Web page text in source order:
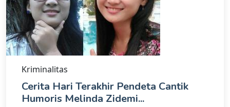
Kriminalitas
Cerita Hari Terakhir Pendeta Cantik
Humoris Melinda Zidemi...